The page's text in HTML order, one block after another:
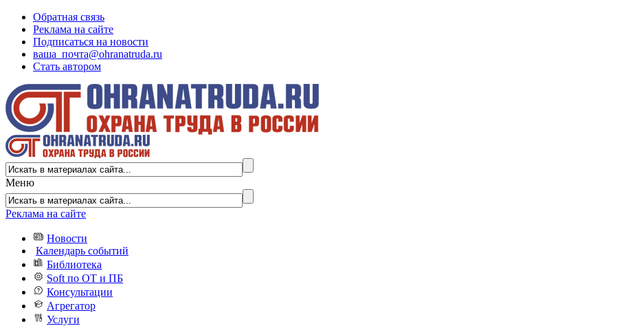
Обратная связь
Реклама на сайте
Подписаться на новости
ваша_почта@ohranatruda.ru
Стать автором
Меню
Реклама на сайте
Новости
Календарь событий
Библиотека
Soft по ОТ и ПБ
Консультации
Агрегатор
Услуги